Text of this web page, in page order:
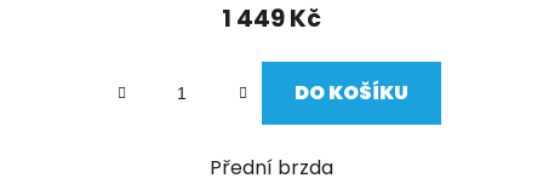
1 449 Kč
DO KOŠÍKU
Přední brzda